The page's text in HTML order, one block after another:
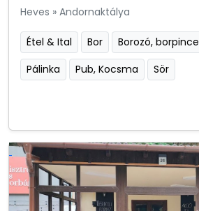
Heves » Andornaktálya
Étel & Ital Bor Borozó, borpince
Pálinka
Pub, Kocsma Sör